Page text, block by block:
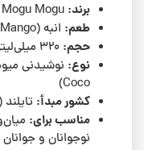
برند:
طعم: انبه (Mango)
حجم:
نوع:
Coco)
کشور مبدأ:
مناسب برای:
نوجوانان و جوانان